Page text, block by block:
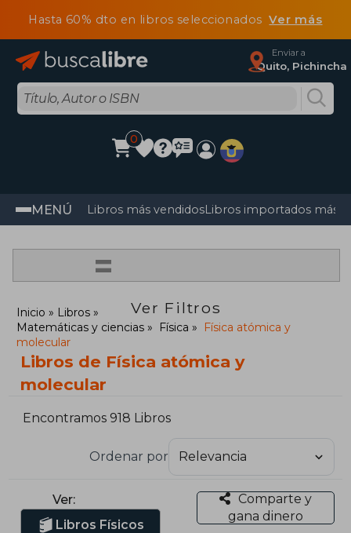
Hasta 60% dto en libros seleccionadosVer más
Enviar a
Quito, Pichincha
0
MENÚ Libros más vendidosLibros importados más
=
Ver Filtros
Inicio
Libros
Matemáticas y ciencias
Física
Física atómica y
molecular
Libros de Física atómica y
molecular
Encontramos 918 Libros
Ordenar por
Ver:
Libros Físicos
Comparte y
gana dinero